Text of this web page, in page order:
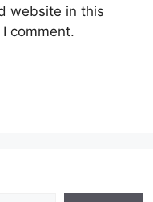
website in this
comment.